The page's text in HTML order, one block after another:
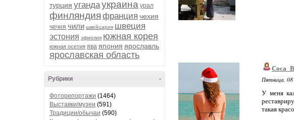
турция угандаукраина урал
финляндия франция чехия
чечня чили швейцария швеция
эстония эфиопия южная корея
южная осетия ява япония ярославль
ярославская область
-
Рубрики
Фоторепортажи (1464)
Выставки/музеи (591)
Традиции/обычаи (590)
Пятница,
У меня
такая